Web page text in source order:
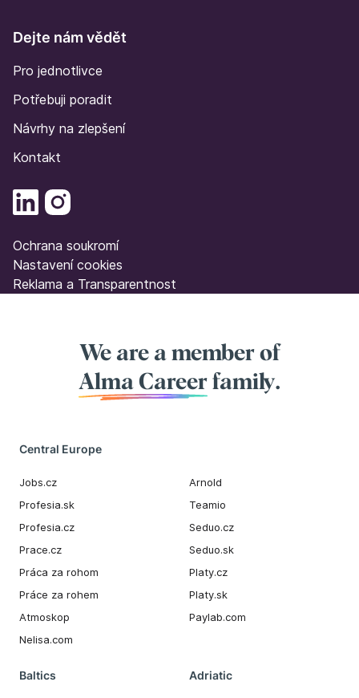
Dejte nám vědět
Pro jednotlivce
Potřebuji poradit
Návrhy na zlepšení
Kontakt
Ochrana soukromí
Nastavení cookies
Reklama a Transparentnost
We are a member of
Alma Career family.
Central Europe
Jobs.cz
Profesia.sk
Profesia.cz
Prace.cz
Práca za rohom
Práce za rohem
Atmoskop
Nelisa.com
Arnold
Teamio
Seduo.cz
Seduo.sk
Platy.cz
Platy.sk
Paylab.com
Baltics Adriatic